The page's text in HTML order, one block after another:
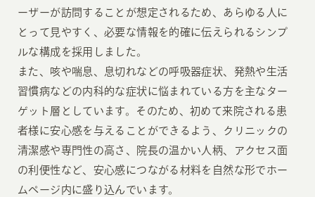
ーザーが訪問することが想定されるため、あらゆる人に
とって見やすく、必要な情報を的確に伝えられるシンプ
ルな構成を採用しました。
また、咳や喘息、息切れなどの呼吸器症状、発熱や生活
習慣病などの内科的な症状に悩まれている方を主なター
ゲット層としています。そのため、初めて来院される患
者様に安心感を与えることができるよう、クリニックの
清潔感や専門性の高さ、院長の温かい人柄、アクセス面
の利便性など、安心感につながる材料を自然な形でホー
ムページ内に盛り込んでいます。